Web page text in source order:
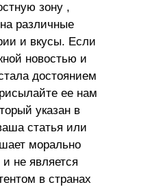
зону ,
различные
и вкусы. Если
новостью и
достоянием
ее нам
указан в
статья или
морально
не является
в странах